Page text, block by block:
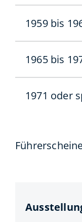
1959 bis
1965 bis
1971 oder